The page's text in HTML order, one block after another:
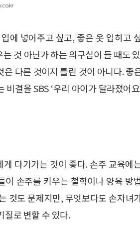
에 넣어주고 싶고, 좋은 옷 입히고
것 아닌가 하는 의구심이 들 때도
다른 것이지 틀린 것이 아니다. 좋
결을 SBS ‘우리 아이가 달라졌어
다가가는 것이 좋다. 손주 교육에
손주를 키우는 철학이나 양육 방
것도 문제지만, 무엇보다도 손자녀
질로 변할 수 있다.